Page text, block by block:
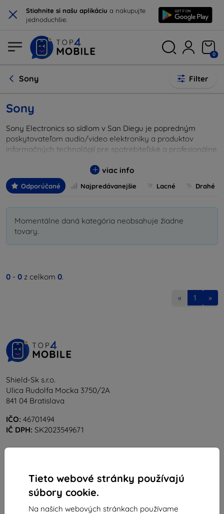
× Stiahnite si našu aplikáciu a nakupujte
jednoduchšie.
Tieto webové stránky používajú
súbory cookie.
Na našich webových stránkach používame
0
Sony Filter
Sony
Sony Electronics so sídlom v San Diegu je popredným
poskytovateľom audio/video elektroniky a produktov
informačných technológií pre spotrebiteľské a profesionálne
marketing, distribúciu a služby zákazníkom.
viac info
Odporúčané Najpredávanejšie Lacné Drahé
Momentálne daná kategória neobsahuje žiadne
tovary.
0 - 0 z celkom 0.
« 1 »
Shield-Sk s.r.o.
Ulica Rudolfa Mocka 3750/2A
841 04 Bratislava
IČO: 46701494
IČ DPH: SK2023549671
info@top4mobile.eu